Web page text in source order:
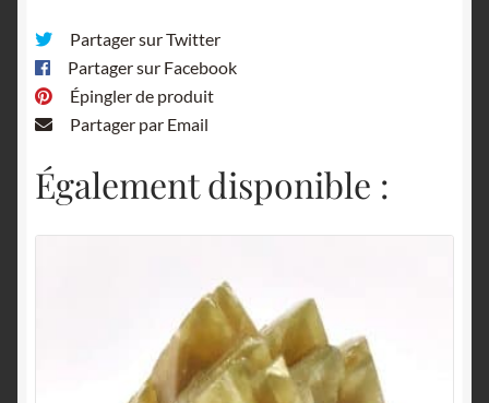
Partager sur Twitter
Partager sur Facebook
Épingler de produit
Partager par Email
Également disponible :